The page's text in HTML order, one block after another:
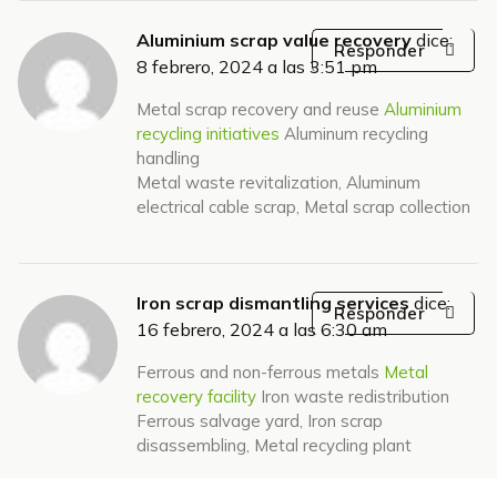
Aluminium scrap value recovery dice:
8 febrero, 2024 a las 3:51 pm
Metal scrap recovery and reuse Aluminium
recycling initiatives Aluminum recycling
handling
Metal waste revitalization, Aluminum
electrical cable scrap, Metal scrap collection
Responder
Iron scrap dismantling services dice:
16 febrero, 2024 a las 6:30 am
Ferrous and non-ferrous metals Metal
recovery facility Iron waste redistribution
Ferrous salvage yard, Iron scrap
disassembling, Metal recycling plant
Responder